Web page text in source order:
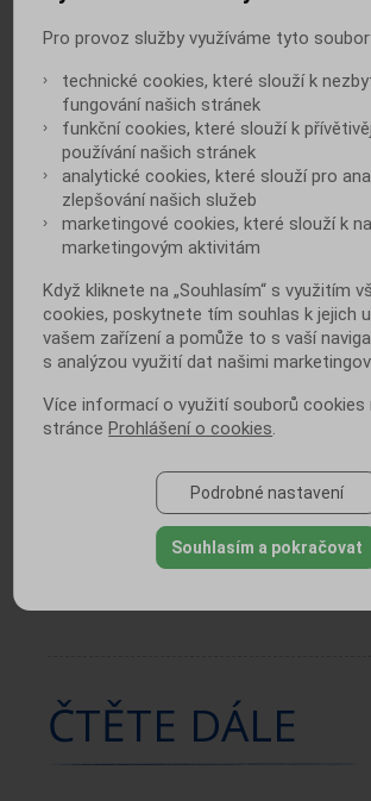
močení snáší každý pacient jinak...
užívání jsou však navíc zjišťovány
diabetického onemocnění ledvin a
také prokázaly významně příznivé
kardiovaskulární morbidity a
výborný lék, obzvláště pro
srdečně cévními chorobami,
nejnovějších studií empagliflozin
snižuje kardiovaskulární riziko, a
ZEPTEJTE SE
LÉKAŘE
ČTĚTE DÁLE
Pro provoz služby využíváme tyto
technické cookies, které slouží k
fungování našich stránek
funkční cookies, které slouží k
používání našich stránek
analytické cookies, které slouží pro
zlepšování našich služeb
marketingové cookies, které slouží k
marketingovým aktivitám
Když kliknete na „Souhlasím“ s využitím
cookies, poskytnete tím souhlas k jejich
vašem zařízení a pomůže to s vaší
s analýzou využití dat našimi
Více informací o využití souborů cookies
stránceProhlášení o cookies.
Podrobné nastavení
Souhlasím a pokračovat